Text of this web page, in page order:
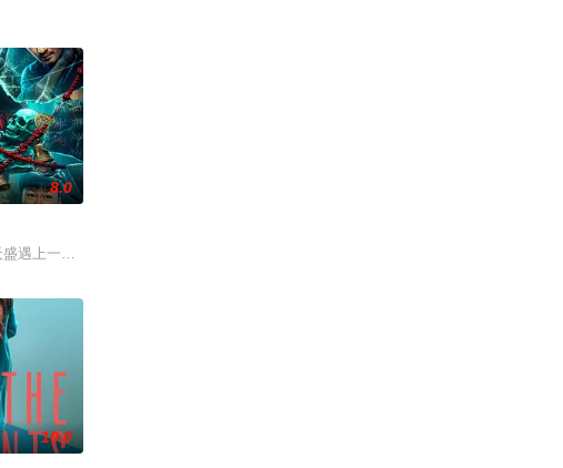
撑家数在酒吧
警员安迪参战。首轮毒贩阿泰交易败露被廖
与同学进山科考，却因遭遇飓风来袭而失联。救援副队长陈霖奉命带队深入丛林，一
8.0
遇上一起离奇的神像杀人事件，勘案过程中，牵引出“婴胎报仇”，“娘娘索命”等一连
10.0